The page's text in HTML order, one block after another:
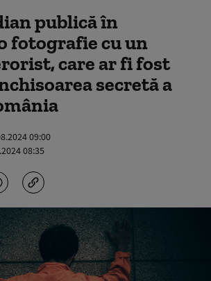
publică în
fotografie cu un
care ar fi fost
secretă a
09:00
08:35